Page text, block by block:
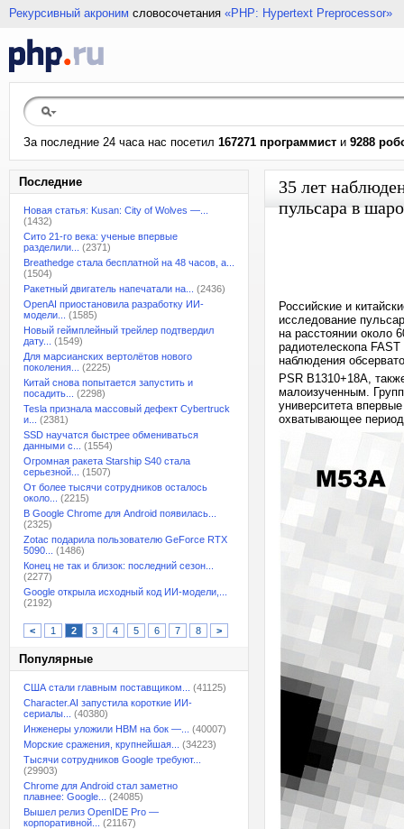
Рекурсивный акроним словосочетания «PHP: Hypertext Preprocessor»
За последние 24 часа нас посетил 167271 программист и 9288
Последние
Новая статья: Kusan: City of Wolves —...
(1432)
Сито 21-го века: ученые впервые
разделили...
(2371)
Breathedge стала бесплатной на 48 часов, а...
(1504)
Ракетный двигатель напечатали на...
(2436)
OpenAI приостановила разработку ИИ-
модели...
(1585)
Новый геймплейный трейлер подтвердил
дату...
(1549)
Для марсианских вертолётов нового
поколения...
(2225)
Китай снова попытается запустить и
посадить...
(2298)
Tesla признала массовый дефект Cybertruck
и...
(2381)
SSD научатся быстрее обмениваться
данными с...
(1554)
Огромная ракета Starship S40 стала
серьезной...
(1507)
От более тысячи сотрудников осталось
около...
(2215)
В Google Chrome для Android появилась...
(2325)
Zotac подарила пользователю GeForce RTX
5090...
(1486)
Конец не так и близок: последний сезон...
(2277)
Google открыла исходный код ИИ-модели,...
(2192)
< 1 2 3 4 5 6 7 8 >
Популярные
США стали главным поставщиком...
(41125)
Character.AI запустила короткие ИИ-
сериалы...
(40380)
Инженеры уложили HBM на бок —...
(40007)
Морские сражения, крупнейшая...
(34223)
Тысячи сотрудников Google требуют...
(29903)
Chrome для Android стал заметно
плавнее: Google...
(24085)
Вышел релиз OpenIDE Pro —
корпоративной...
(21167)
35 лет
пульсара в
Российские и
исследование
на расстоянии около
радиотелескопа
наблюдения
PSR B1310+18A,
малоизученным.
университета
охватывающее